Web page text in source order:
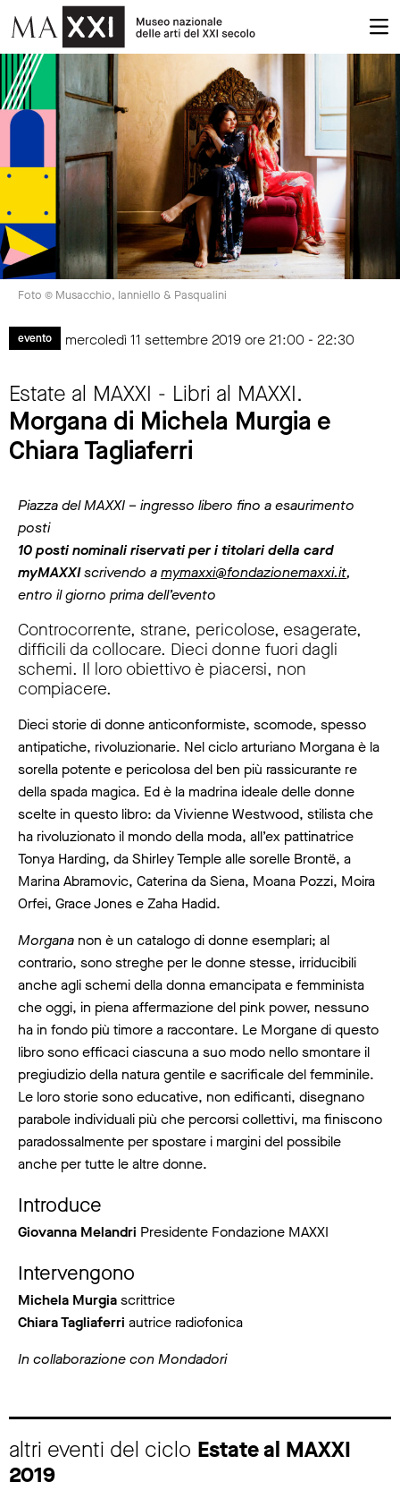
Foto © Musacchio, Ianniello & Pasqualini
evento mercoledì 11 settembre 2019 ore 21:00 - 22:30
Estate al MAXXI - Libri al MAXXI.
Morgana di Michela Murgia e
Chiara Tagliaferri
Piazza del MAXXI – ingresso libero fino a esaurimento
posti
10 posti nominali riservati per i titolari della card
myMAXXIscrivendo amymaxxi@fondazionemaxxi.it,
entro il giorno prima dell’evento
Controcorrente, strane, pericolose, esagerate,
difficili da collocare. Dieci donne fuori dagli
schemi. Il loro obiettivo è piacersi, non
compiacere.
Dieci storie di donne anticonformiste, scomode, spesso
antipatiche, rivoluzionarie. Nel ciclo arturiano Morgana è la
sorella potente e pericolosa del ben più rassicurante re
della spada magica. Ed è la madrina ideale delle donne
scelte in questo libro: da Vivienne Westwood, stilista che
ha rivoluzionato il mondo della moda, all’ex pattinatrice
Tonya Harding, da Shirley Temple alle sorelle Brontë, a
Marina Abramovic, Caterina da Siena, Moana Pozzi, Moira
Orfei, Grace Jones e Zaha Hadid.
Morgana non è un catalogo di donne esemplari; al
contrario, sono streghe per le donne stesse, irriducibili
anche agli schemi della donna emancipata e femminista
che oggi, in piena affermazione del pink power, nessuno
ha in fondo più timore a raccontare. Le Morgane di questo
libro sono efficaci ciascuna a suo modo nello smontare il
pregiudizio della natura gentile e sacrificale del femminile.
Le loro storie sono educative, non edificanti, disegnano
parabole individuali più che percorsi collettivi, ma finiscono
paradossalmente per spostare i margini del possibile
anche per tutte le altre donne.
Introduce
Giovanna Melandri Presidente Fondazione MAXXI
Intervengono
Michela Murgiascrittrice
Chiara Tagliaferri autrice radiofonica
In collaborazione con Mondadori
altri eventi del ciclo Estate al MAXXI
2019